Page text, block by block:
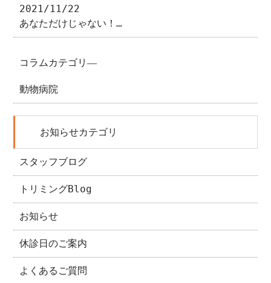
2021/11/22
あなただけじゃない！…
コラムカテゴリ―
動物病院
お知らせカテゴリ
スタッフブログ
トリミングBlog
お知らせ
休診日のご案内
よくあるご質問